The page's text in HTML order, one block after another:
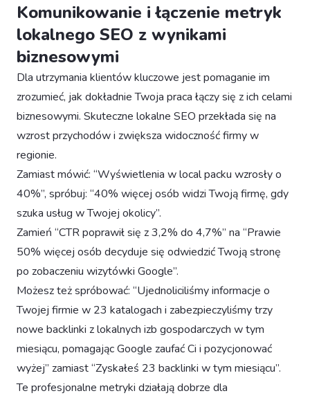
Komunikowanie i łączenie metryk
lokalnego SEO z wynikami
biznesowymi
Dla utrzymania klientów kluczowe jest pomaganie im
zrozumieć, jak dokładnie Twoja praca łączy się z ich celami
biznesowymi. Skuteczne lokalne SEO przekłada się na
wzrost przychodów i zwiększa widoczność firmy w
regionie.
Zamiast mówić: “Wyświetlenia w local packu wzrosły o
40%”, spróbuj: “40% więcej osób widzi Twoją firmę, gdy
szuka usług w Twojej okolicy”.
Zamień “CTR poprawił się z 3,2% do 4,7%” na “Prawie
50% więcej osób decyduje się odwiedzić Twoją stronę
po zobaczeniu wizytówki Google”.
Możesz też spróbować: “Ujednoliciliśmy informacje o
Twojej firmie w 23 katalogach i zabezpieczyliśmy trzy
nowe backlinki z lokalnych izb gospodarczych w tym
miesiącu, pomagając Google zaufać Ci i pozycjonować
wyżej” zamiast “Zyskałeś 23 backlinki w tym miesiącu”.
Te profesjonalne metryki działają dobrze dla